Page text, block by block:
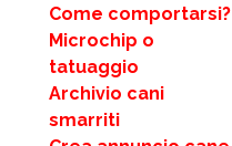
Come comportarsi?
Microchip o
tatuaggio
Archivio cani
smarriti